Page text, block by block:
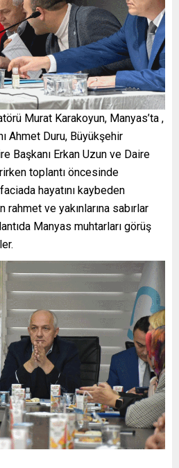
Murat Karakoyun, Manyas’ta ,
Ahmet Duru, Büyükşehir
Başkanı Erkan Uzun ve Daire
toplantı öncesinde
hayatını kaybeden
rahmet ve yakınlarına sabırlar
Manyas muhtarları görüş